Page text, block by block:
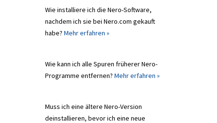
Wie installiere ich die Nero-Software,
nachdem ich sie bei Nero.com gekauft
habe? Mehr erfahren »
Wie kann ich alle Spuren früherer Nero-
Programme entfernen? Mehr erfahren »
Muss ich eine ältere Nero-Version
deinstallieren, bevor ich eine neue